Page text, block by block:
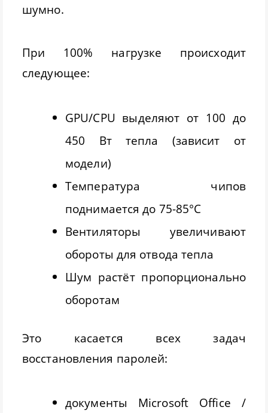
шумно.
При 100% нагрузке происходит
следующее:
GPU/CPU выделяют от 100 до
450 Вт тепла (зависит от
модели)
Температура чипов
поднимается до 75-85°C
Вентиляторы увеличивают
обороты для отвода тепла
Шум растёт пропорционально
оборотам
Это касается всех задач
восстановления паролей:
документы Microsoft Office /